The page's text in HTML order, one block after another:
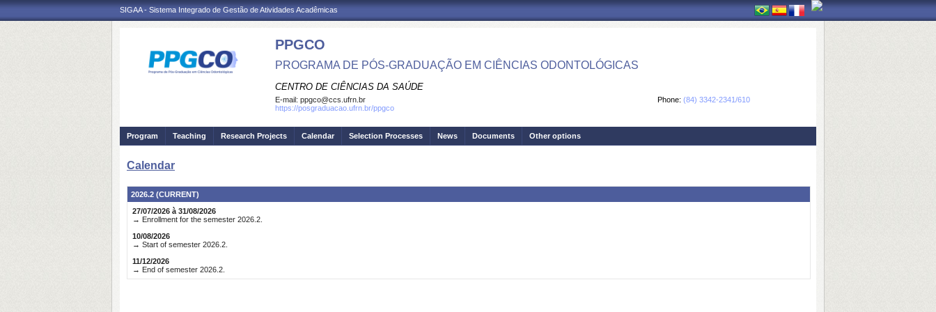
SIGAA - Sistema Integrado de Gestão de Atividades Acadêmicas
PPGCO
PROGRAMA DE PÓS-GRADUAÇÃO EM CIÊNCIAS ODONTOLÓGICAS
CENTRO DE CIÊNCIAS DA SAÚDE
Phone: (84) 3342-2341/610
E-mail: ppgco@ccs.ufrn.br
https://posgraduacao.ufrn.br/ppgco
Program Teaching Research Projects Calendar Selection Processes News Documents Other options
Calendar
2026.2 (CURRENT)
27/07/2026 à 31/08/2026
→ Enrollment for the semester 2026.2.
10/08/2026
→ Start of semester 2026.2.
11/12/2026
→ End of semester 2026.2.